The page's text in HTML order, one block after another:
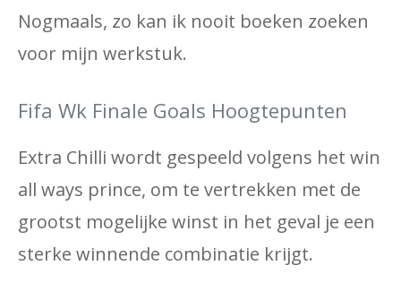
Nogmaals, zo kan ik nooit boeken zoeken
voor mijn werkstuk.
Fifa Wk Finale Goals Hoogtepunten
Extra Chilli wordt gespeeld volgens het win
all ways prince, om te vertrekken met de
grootst mogelijke winst in het geval je een
sterke winnende combinatie krijgt.